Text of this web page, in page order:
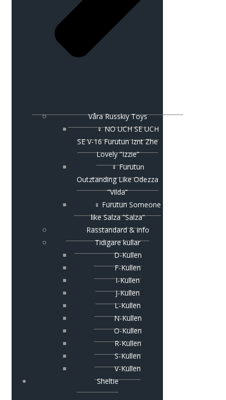
Våra Russkiy Toys
♀ NO UCH SE UCH
SE V-16 Furutun Iznt Zhe
Lovely ”Izzie”
♀ Furutun
Outztanding Like Odezza
”Vilda”
♀ Furutun Someone
like Salza ”Salza”
Rasstandard & info
Tidigare kullar
D-Kullen
F-Kullen
I-Kullen
J-Kullen
L-Kullen
N-Kullen
O-Kullen
R-Kullen
S-Kullen
V-Kullen
Sheltie